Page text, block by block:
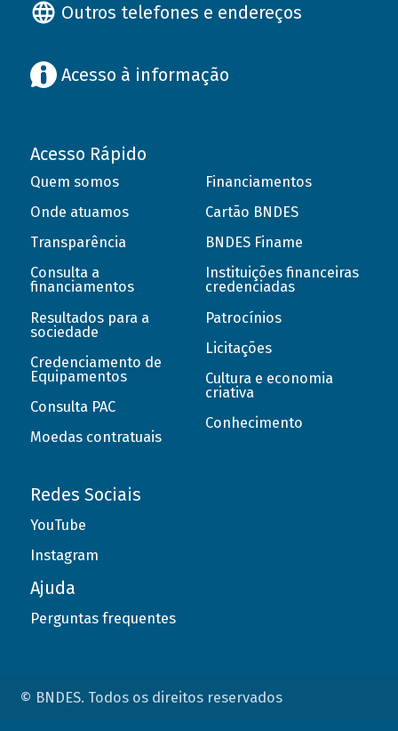
Outros telefones e endereços
Acesso à informação
Acesso Rápido
Quem somos
Onde atuamos
Transparência
Consulta a
financiamentos
Resultados para a
sociedade
Credenciamento de
Equipamentos
Consulta PAC
Moedas contratuais
Financiamentos
Cartão BNDES
BNDES Finame
Instituições financeiras
credenciadas
Patrocínios
Licitações
Cultura e economia
criativa
Conhecimento
Redes Sociais
YouTube
Instagram
Ajuda
Perguntas frequentes
© BNDES. Todos os direitos reservados